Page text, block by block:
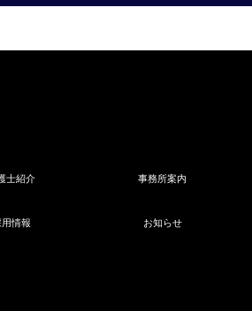
士紹介 事務所案内
情報 お知らせ